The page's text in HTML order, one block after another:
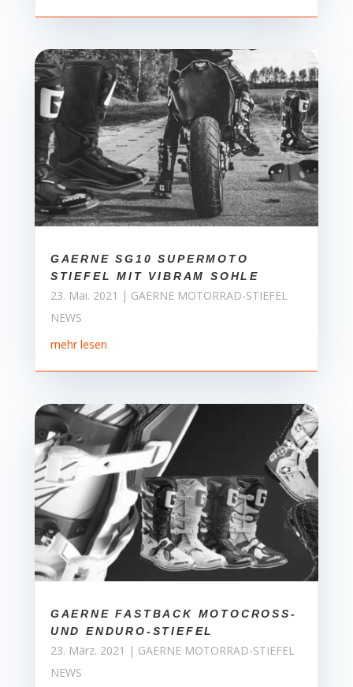
GAERNE SG10 SUPERMOTO
STIEFEL MIT VIBRAM SOHLE
23. Mai. 2021 | GAERNE MOTORRAD-STIEFEL
NEWS
mehr lesen
GAERNE FASTBACK MOTOCROSS-
UND ENDURO-STIEFEL
23. März. 2021 | GAERNE MOTORRAD-STIEFEL
NEWS